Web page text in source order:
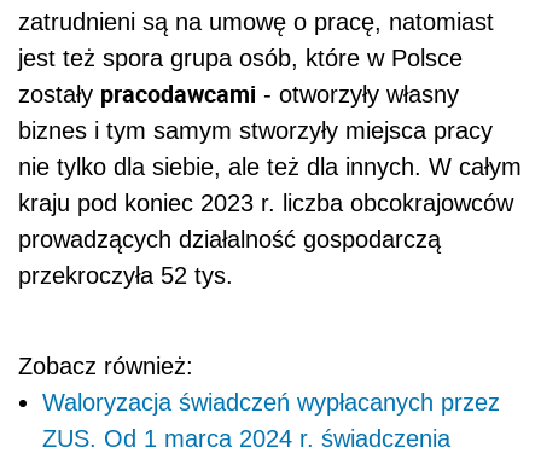
zatrudnieni są na umowę o pracę, natomiast
jest też spora grupa osób, które w Polsce
zostały pracodawcami - otworzyły własny
biznes i tym samym stworzyły miejsca pracy
nie tylko dla siebie, ale też dla innych. W całym
kraju pod koniec 2023 r. liczba obcokrajowców
prowadzących działalność gospodarczą
przekroczyła 52 tys.
Zobacz również:
Waloryzacja świadczeń wypłacanych przez
ZUS. Od 1 marca 2024 r. świadczenia